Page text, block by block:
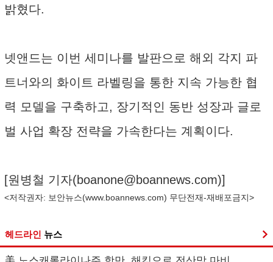
밝혔다.
넷앤드는 이번 세미나를 발판으로 해외 각지 파
트너와의 화이트 라벨링을 통한 지속 가능한 협
력 모델을 구축하고, 장기적인 동반 성장과 글로
벌 사업 확장 전략을 가속한다는 계획이다.
[원병철 기자(boanone@boannews.com)]
<저작권자: 보안뉴스(www.boannews.com) 무단전재-재배포금지>
헤드라인 뉴스